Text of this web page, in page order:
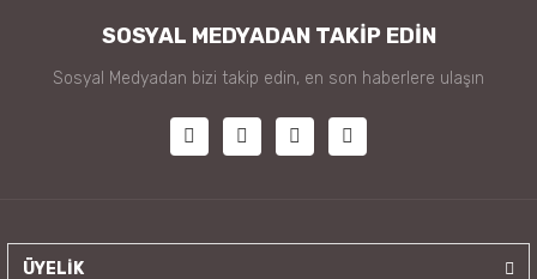
SOSYAL MEDYADAN TAKİP EDİN
Sosyal Medyadan bizi takip edin, en son haberlere ulaşın
ÜYELİK